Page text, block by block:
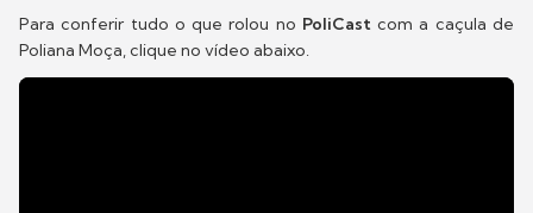
Para conferir tudo o que rolou no PoliCastcom a caçula de
Poliana Moça, clique no vídeo abaixo.